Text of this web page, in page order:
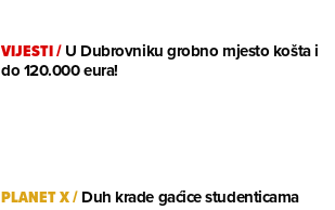
VIJESTI/U Dubrovniku grobno mjesto košta i
do 120.000 eura!
PLANET X/Duh krade gaćice studenticama